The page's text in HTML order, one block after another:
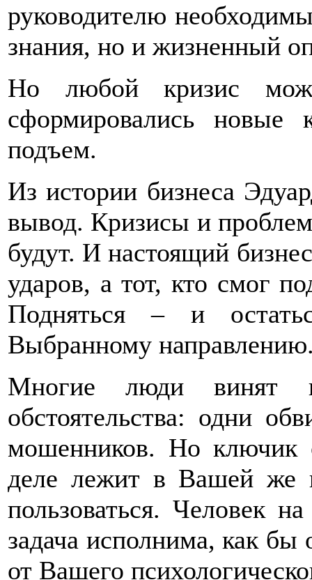
руководителю
знания, но и жизненный
Но любой кризис
сформировались
подъем.
Из истории бизнеса
вывод. Кризисы и
будут. И настоящий
ударов, а тот, кто смог
Подняться – и
Выбранному
Многие люди винят
обстоятельства: одни
мошенников. Но ключик
деле лежит в Вашей же
пользоваться. Человек
задача исполнима, как бы
от Вашего